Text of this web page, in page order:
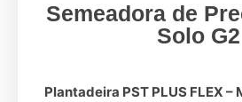
Semeadora de
Solo G2
Plantadeira PST PLUS FLEX –